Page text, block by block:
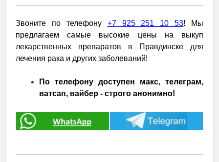
Звоните по телефону +7 925 251 10 53! Мы
предлагаем самые высокие цены на выкуп
лекарственных препаратов в Правдинске для
лечения рака и других заболеваний!
По телефону доступен макс, телеграм,
ватсап, вайбер - строго анонимно!